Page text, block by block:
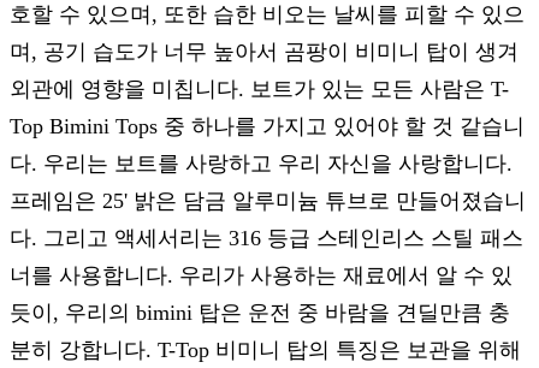
호할 수 있으며, 또한 습한 비오는 날씨를 피할 수 있으
며, 공기 습도가 너무 높아서 곰팡이 비미니 탑이 생겨
외관에 영향을 미칩니다. 보트가 있는 모든 사람은 T-
Top Bimini Tops 중 하나를 가지고 있어야 할 것 같습니
다. 우리는 보트를 사랑하고 우리 자신을 사랑합니다.
프레임은 25' 밝은 담금 알루미늄 튜브로 만들어졌습니
다. 그리고 액세서리는 316 등급 스테인리스 스틸 패스
너를 사용합니다. 우리가 사용하는 재료에서 알 수 있
듯이, 우리의 bimini 탑은 운전 중 바람을 견딜만큼 충
분히 강합니다. T-Top 비미니 탑의 특징은 보관을 위해